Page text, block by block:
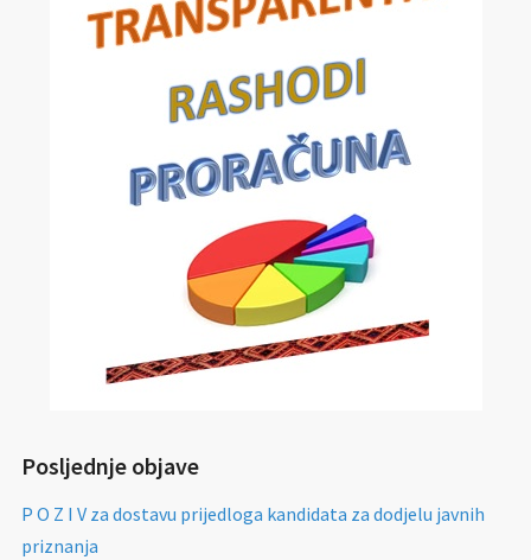
Posljednje objave
P O Z I V za dostavu prijedloga kandidata za dodjelu javnih
priznanja